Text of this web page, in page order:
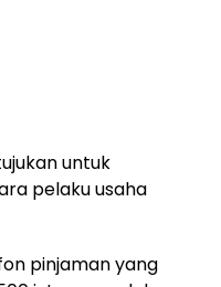
untuk
pelaku usaha
pinjaman yang